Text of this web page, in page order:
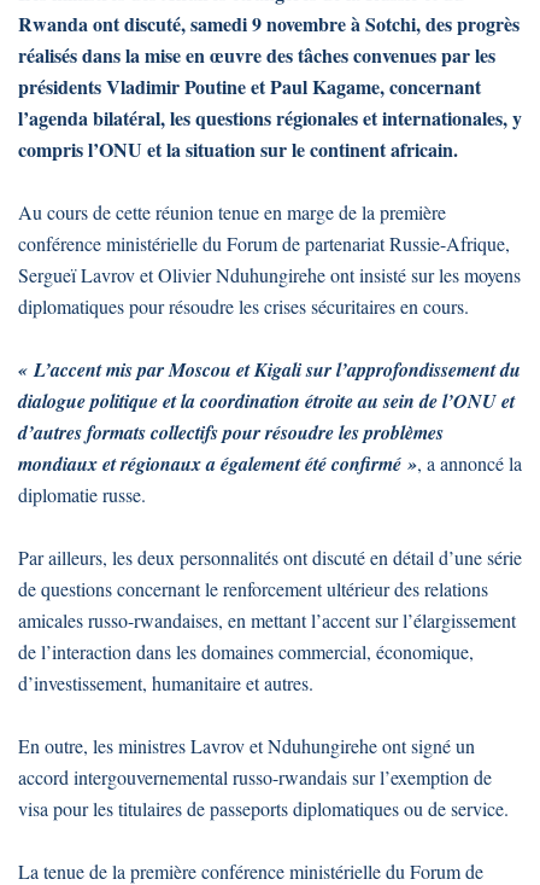
Rwanda ont discuté, samedi 9 novembre à Sotchi, des progrès
réalisés dans la mise en œuvre des tâches convenues par les
présidents Vladimir Poutine et Paul Kagame, concernant
l’agenda bilatéral, les questions régionales et internationales, y
compris l’ONU et la situation sur le continent africain.
Au cours de cette réunion tenue en marge de la première
conférence ministérielle du Forum de partenariat Russie-Afrique,
Sergueï Lavrov et Olivier Nduhungirehe ont insisté sur les moyens
diplomatiques pour résoudre les crises sécuritaires en cours.
« L’accent mis par Moscou et Kigali sur l’approfondissement du
dialogue politique et la coordination étroite au sein de l’ONU et
d’autres formats collectifs pour résoudre les problèmes
mondiaux et régionaux a également été confirmé », a annoncé la
diplomatie russe.
Par ailleurs, les deux personnalités ont discuté en détail d’une série
de questions concernant le renforcement ultérieur des relations
amicales russo-rwandaises, en mettant l’accent sur l’élargissement
de l’interaction dans les domaines commercial, économique,
d’investissement, humanitaire et autres.
En outre, les ministres Lavrov et Nduhungirehe ont signé un
accord intergouvernemental russo-rwandais sur l’exemption de
visa pour les titulaires de passeports diplomatiques ou de service.
La tenue de la première conférence ministérielle du Forum de